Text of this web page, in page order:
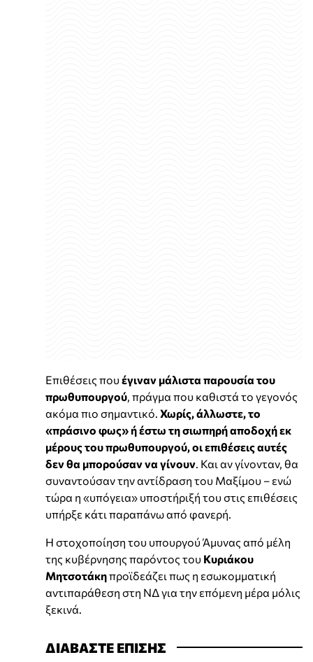
Επιθέσεις πουέγιναν μάλιστα παρουσία του
πρωθυπουργού, πράγμα που καθιστά το γεγονός
ακόμα πιο σημαντικό. Χωρίς, άλλωστε, το
«πράσινο φως» ή έστω τη σιωπηρή αποδοχή εκ
μέρους του πρωθυπουργού, οι επιθέσεις αυτές
δεν θα μπορούσαν να γίνουν. Και αν γίνονταν, θα
συναντούσαν την αντίδραση του Μαξίμου – ενώ
τώρα η «υπόγεια» υποστήριξή του στις επιθέσεις
υπήρξε κάτι παραπάνω από φανερή.
Η στοχοποίηση του υπουργού Άμυνας από μέλη
της κυβέρνησης παρόντος του Κυριάκου
Μητσοτάκηπροϊδεάζει πως η εσωκομματική
αντιπαράθεση στη ΝΔ για την επόμενη μέρα μόλις
ξεκινά.
ΔΙΑΒΑΣΤΕ ΕΠΙΣΗΣ